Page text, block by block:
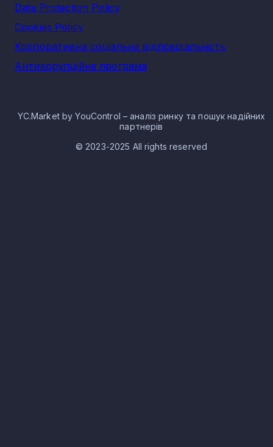
Data Protection Policy
Cookies Policy
Корпоративна соціальна відповідальність
Антикорупційна програма
YC.Market by YouControl – аналіз ринку та пошук надійних
партнерів
© 2023-2025 All rights reserved